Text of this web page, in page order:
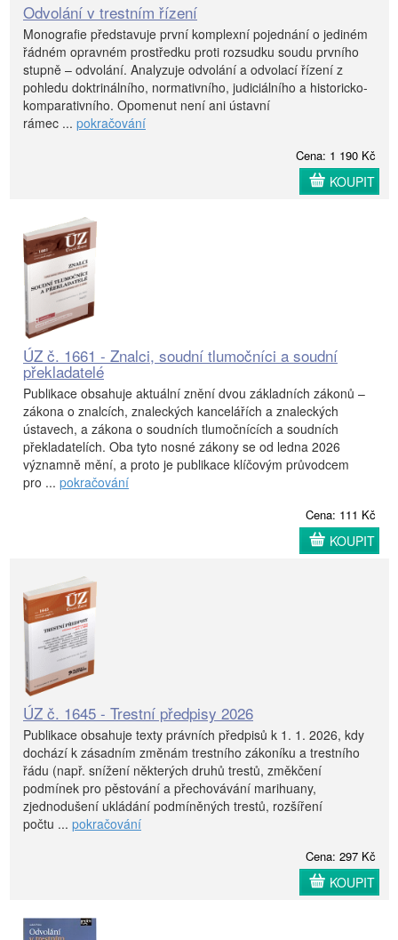
Odvolání v trestním řízení
Monografie představuje první komplexní pojednání o jediném
řádném opravném prostředku proti rozsudku soudu prvního
stupně – odvolání. Analyzuje odvolání a odvolací řízení z
pohledu doktrinálního, normativního, judiciálního a historicko-
komparativního. Opomenut není ani ústavní
rámec ... pokračování
Cena: 1 190 Kč
KOUPIT
ÚZ č. 1661 - Znalci, soudní tlumočníci a soudní
překladatelé
Publikace obsahuje aktuální znění dvou základních zákonů –
zákona o znalcích, znaleckých kancelářích a znaleckých
ústavech, a zákona o soudních tlumočnících a soudních
překladatelích. Oba tyto nosné zákony se od ledna 2026
významně mění, a proto je publikace klíčovým průvodcem
pro ... pokračování
Cena: 111 Kč
KOUPIT
ÚZ č. 1645 - Trestní předpisy 2026
Publikace obsahuje texty právních předpisů k 1. 1. 2026, kdy
dochází k zásadním změnám trestního zákoníku a trestního
řádu (např. snížení některých druhů trestů, změkčení
podmínek pro pěstování a přechovávání marihuany,
zjednodušení ukládání podmíněných trestů, rozšíření
počtu ... pokračování
Cena: 297 Kč
KOUPIT